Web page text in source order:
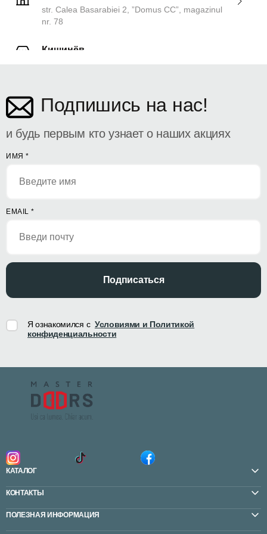
str. Calea Basarabiei 2, ”Domus CC”, magazinul
nr. 78
Кишинёв
Подпишись на нас!
и будь первым кто узнает о наших акциях
ИМЯ *
EMAIL *
Подписаться
Я ознакомился с Условиями и Политикой
конфиденциальности
КАТАЛОГ
КОНТАКТЫ
ПОЛЕЗНАЯ ИНФОРМАЦИЯ